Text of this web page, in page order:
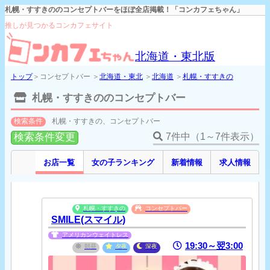
札幌・すすきののコンセプトバーをほぼ全店掲載！「コンカフェちゃん」
推しが見つかるコンカフェサイト
北海道・東北版
トップ＞コンセプトバー ＞ 北海道・東北 ＞ 北海道 ＞ 札幌・すすきの
札幌・すすきののコンセプトバー
検索条件 札幌・すすきの、コンセプトバー
7件中（1～7件表示）
検索条件変更
お店一覧 女の子ランキング 新着情報 求人情報
札幌・すすきの コンセプトバー
SMILE(スマイル)
アメリカンウェイトレス
朝昼
夕夜 深夜 19:30～翌3:00